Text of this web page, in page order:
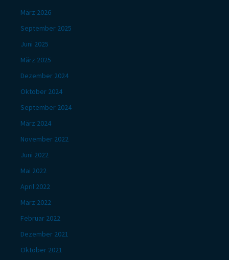
März 2026
September 2025
Juni 2025
März 2025
Dezember 2024
Oktober 2024
September 2024
März 2024
November 2022
Juni 2022
Mai 2022
April 2022
März 2022
Februar 2022
Dezember 2021
Oktober 2021